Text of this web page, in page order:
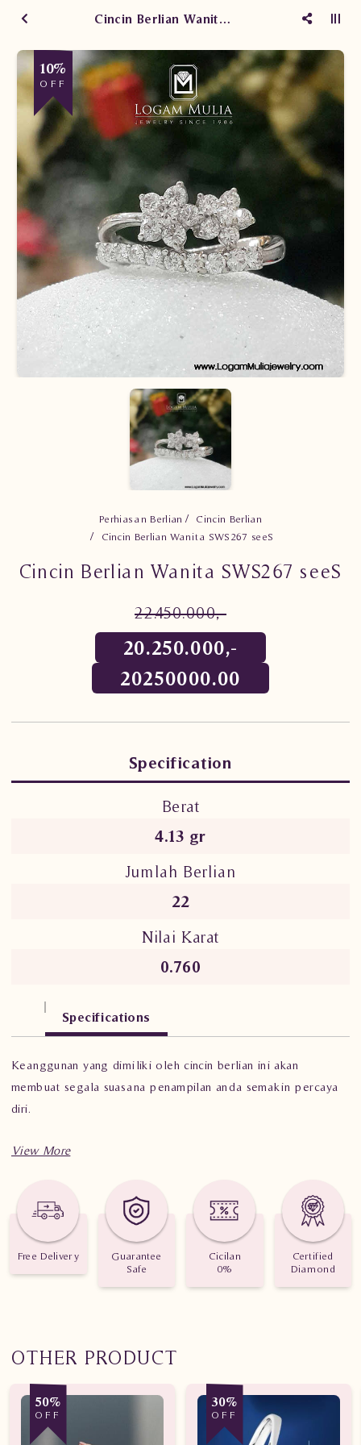
Cincin Berlian Wanita SWS267 seeS
10%
OFF
Perhiasan Berlian
Cincin Berlian
Cincin Berlian Wanita SWS267 seeS
Cincin Berlian Wanita SWS267 seeS
22.450.000,-
20.250.000,-
20250000.00
Specification
Berat
4.13 gr
Jumlah Berlian
22
Nilai Karat
0.760
Specifications
Keanggunan yang dimiliki oleh cincin berlian ini akan
membuat segala suasana penampilan anda semakin percaya
diri.
Berat: 4.13 gram
Jumlah berlian: 22 buah
Free Delivery
Guarantee
Safe
Cicilan
0%
Certified
Diamond
OTHER PRODUCT
50%
OFF
30%
OFF